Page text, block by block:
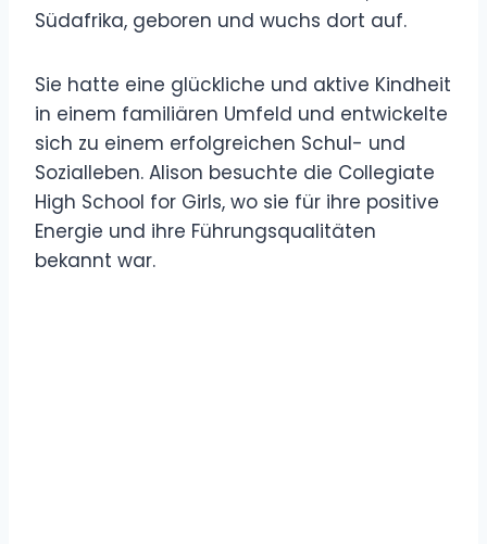
Südafrika, geboren und wuchs dort auf.
Sie hatte eine glückliche und aktive Kindheit
in einem familiären Umfeld und entwickelte
sich zu einem erfolgreichen Schul- und
Sozialleben. Alison besuchte die Collegiate
High School for Girls, wo sie für ihre positive
Energie und ihre Führungsqualitäten
bekannt war.